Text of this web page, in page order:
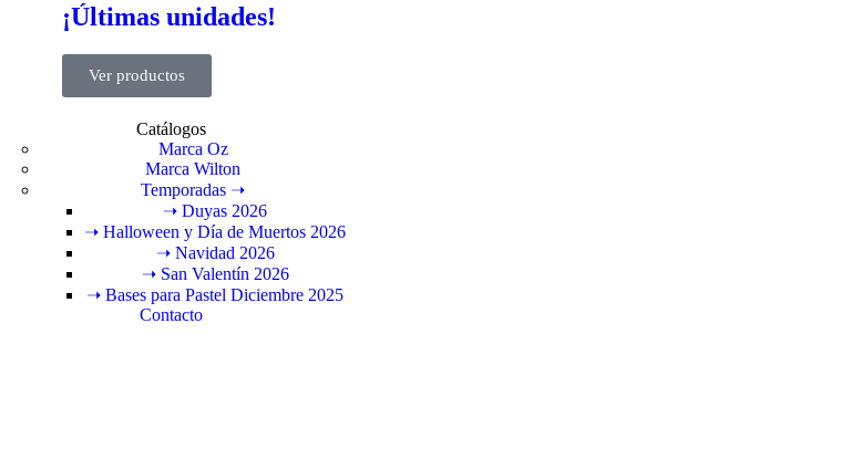
¡Últimas unidades!
Ver productos
Catálogos
Marca Oz
Marca Wilton
Temporadas ➝
➝ Duyas 2026
➝ Halloween y Día de Muertos 2026
➝ Navidad 2026
➝ San Valentín 2026
➝ Bases para Pastel Diciembre 2025
Contacto